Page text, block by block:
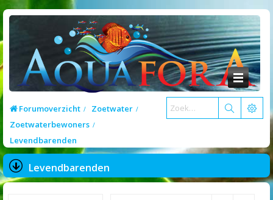
Forumoverzicht
Zoetwater
Zoetwaterbewoners
Levendbarenden
Levendbarenden